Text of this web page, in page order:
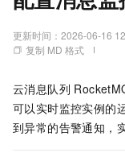
更新时间： 2026-06-16
复制 MD 格式
云消息队列
可以实时监控实例的
到异常的告警通知，